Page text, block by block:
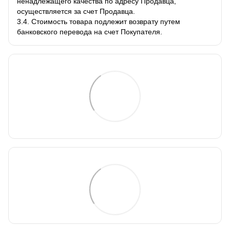
осуществляется за счет Продавца.
3.4. Стоимость товара подлежит возврату путем
банковского перевода на счет Покупателя.